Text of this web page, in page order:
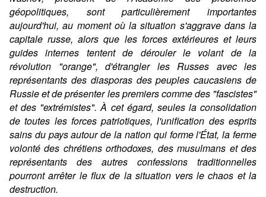
géopolitiques, sont particulièrement importantes
aujourd'hui, au moment où la situation s'aggrave dans la
capitale russe, alors que les forces extérieures et leurs
guides internes tentent de dérouler le volant de la
révolution "orange", d'étrangler les Russes avec les
représentants des diasporas des peuples caucasiens de
Russie et de présenter les premiers comme des "fascistes"
et des "extrémistes". À cet égard, seules la consolidation
de toutes les forces patriotiques, l'unification des esprits
sains du pays autour de la nation qui forme l'État, la ferme
volonté des chrétiens orthodoxes, des musulmans et des
représentants des autres confessions traditionnelles
pourront arrêter le flux de la situation vers le chaos et la
destruction.